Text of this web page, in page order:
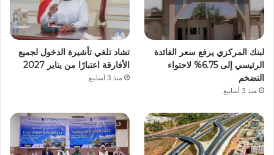
لبنك المركزي يرفع سعر الفائدة
الرئيسي إلى 6.75% لاحتواء
التضخم
منذ 3 أسابيع
تشاد تلغي تأشيرة الدخول لجميع
الأفارقة اعتبارًا من يناير 2027
منذ 3 أسابيع